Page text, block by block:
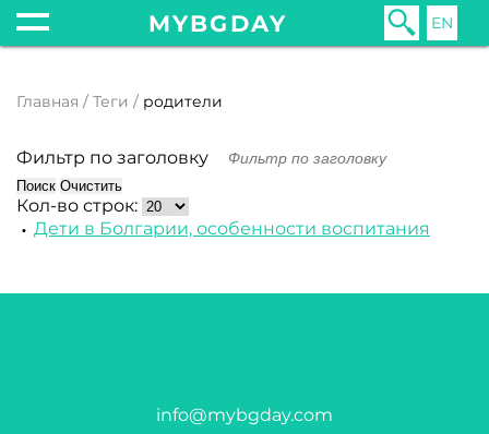
MYBGDAY EN
Главная Теги родители
Фильтр по заголовку
Поиск Очистить
Кол-во строк:
Дети в Болгарии, особенности воспитания
info@mybgday.com